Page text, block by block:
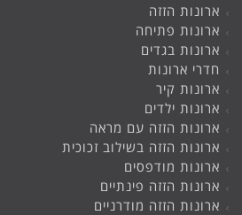
ארונות הזזה
ארונות פתיחה
ארונות בגדים
חדרי ארונות
ארונות קיר
ארונות ילדים
ארונות הזזה עם מראה
ארונות הזזה בשילוב זכוכית
ארונות מודפסים
ארונות הזזה פינתיים
ארונות הזזה מודרניים